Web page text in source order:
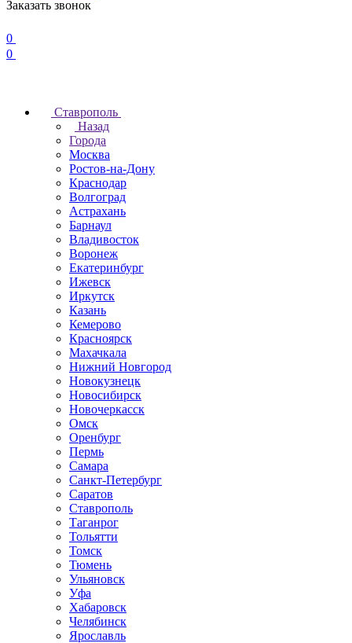
Заказать звонок
0
0
Ставрополь
Назад
Города
Москва
Ростов-на-Дону
Краснодар
Волгоград
Астрахань
Барнаул
Владивосток
Воронеж
Екатеринбург
Ижевск
Иркутск
Казань
Кемерово
Красноярск
Махачкала
Нижний Новгород
Новокузнецк
Новосибирск
Новочеркаcск
Омск
Оренбург
Пермь
Самара
Санкт-Петербург
Саратов
Ставрополь
Таганрог
Тольятти
Томск
Тюмень
Ульяновск
Уфа
Хабаровск
Челябинск
Ярославль